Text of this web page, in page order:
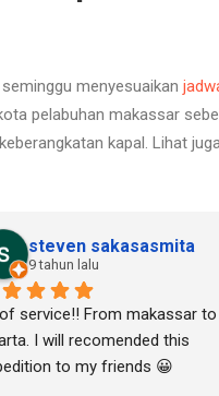
menyesuaikan
pelabuhan makassar
kapal. Lihat
steven sakasasmita
9 tahun lalu
service!! From makassar to
I will recomended this
to my friends 😀